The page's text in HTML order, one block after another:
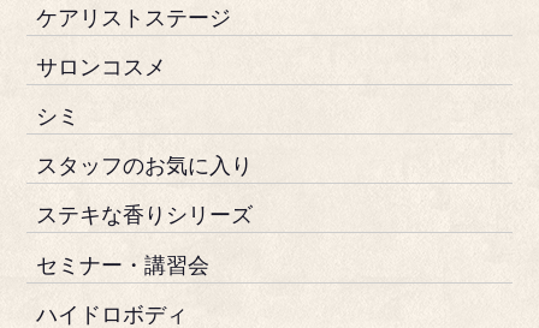
ケアリストステージ
サロンコスメ
シミ
スタッフのお気に入り
ステキな香りシリーズ
セミナー・講習会
ハイドロボディ